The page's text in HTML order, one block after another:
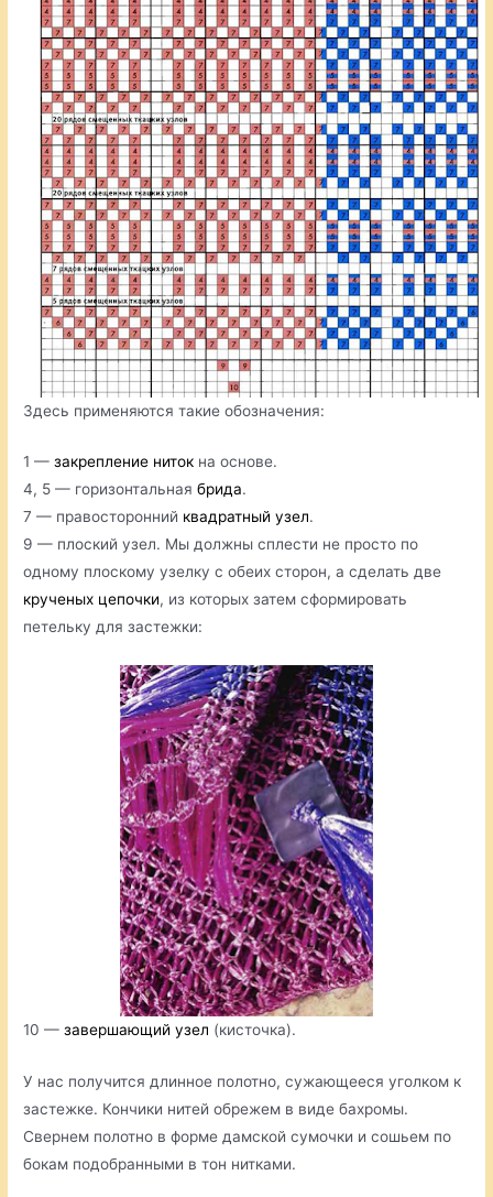
Здесь применяются такие обозначения:
1 —закрепление ниток на основе.
4, 5 — горизонтальнаябрида.
7 — правосторонний квадратный узел.
9 — плоский узел. Мы должны сплести не просто по
одному плоскому узелку с обеих сторон, а сделать две
крученых цепочки, из которых затем сформировать
петельку для застежки:
10 —завершающий узел (кисточка).
У нас получится длинное полотно, сужающееся уголком к
застежке. Кончики нитей обрежем в виде бахромы.
Свернем полотно в форме дамской сумочки и сошьем по
бокам подобранными в тон нитками.